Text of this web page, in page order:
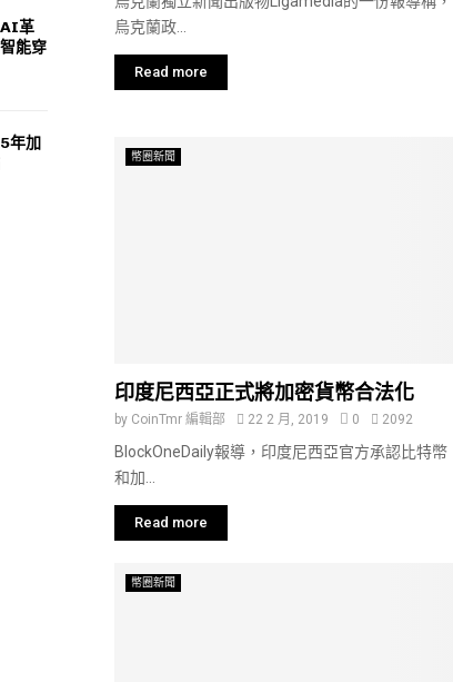
烏克蘭政...
Read more
幣圈新聞
印度尼西亞正式將加密貨幣合法化
by CoinTmr 編輯部 22 2 月, 2019 0 2092
BlockOneDaily報導，印度尼西亞官方承認比特幣
和加...
Read more
幣圈新聞
AI革
能穿
年加